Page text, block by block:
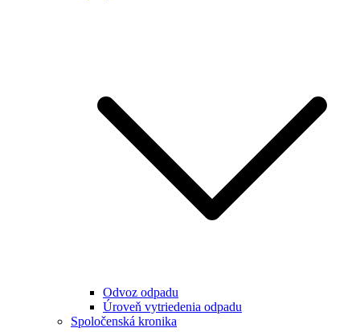
Odvoz odpadu
Úroveň vytriedenia odpadu
Spoločenská kronika